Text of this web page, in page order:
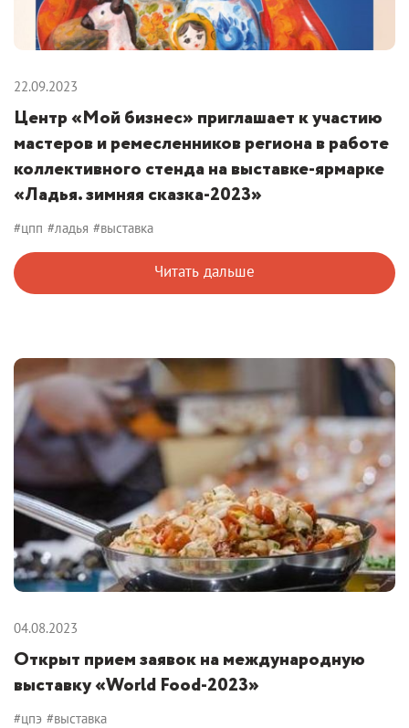
22.09.2023
Центр «Мой бизнес» приглашает к участию
мастеров и ремесленников региона в работе
коллективного стенда на выставке-ярмарке
«Ладья. зимняя сказка-2023»
#цпп #ладья #выставка
Читать дальше
04.08.2023
Открыт прием заявок на международную
выставку «World Food-2023»
#цпэ #выставка